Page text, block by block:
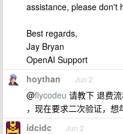
assistance, please don't
Best regards,
Jay Bryan
OpenAI Support
hoythan Jun 2
@flycodeu 请教下 退费
，现在要求二次验证，想
idcidc Jun 2